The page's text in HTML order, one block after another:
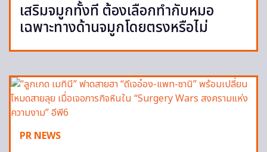
เสริมจมูกทั้งที ต้องเลือกทำกับหมอ
เฉพาะทางด้านจมูกโดยตรงหรือไม่
PR NEWS